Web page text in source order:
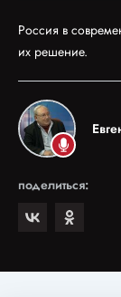
Россия в
их решение.
поделиться: